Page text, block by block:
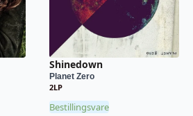
Shinedown
Planet Zero
2LP
Bestillingsvare